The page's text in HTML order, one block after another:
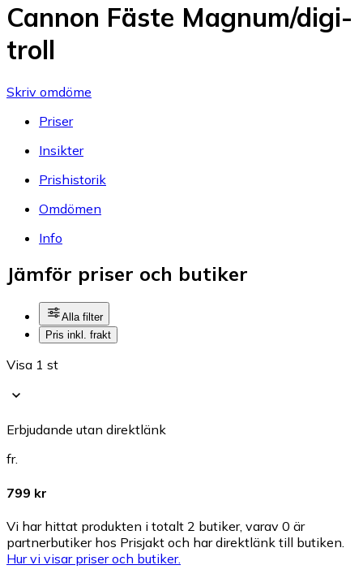
Cannon Fäste Magnum/digi-
troll
Skriv omdöme
Priser
Insikter
Prishistorik
Omdömen
Info
Jämför priser och butiker
Alla filter
Pris inkl. frakt
Visa 1 st
Erbjudande utan direktlänk
fr.
799 kr
Vi har hittat produkten i totalt 2 butiker, varav 0 är
partnerbutiker hos Prisjakt och har direktlänk till butiken.
Hur vi visar priser och butiker.